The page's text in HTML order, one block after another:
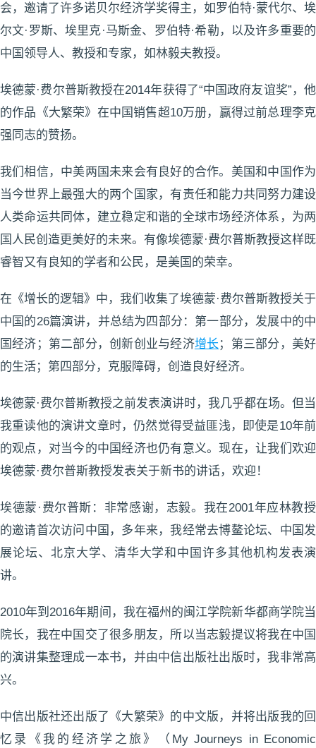
会，邀请了许多诺贝尔经济学奖得主，如罗伯特·蒙代尔、埃
尔文·罗斯、埃里克·马斯金、罗伯特·希勒，以及许多重要的
中国领导人、教授和专家，如林毅夫教授。
埃德蒙·费尔普斯教授在2014年获得了“中国政府友谊奖”，他
的作品《大繁荣》在中国销售超10万册，赢得过前总理李克
强同志的赞扬。
我们相信，中美两国未来会有良好的合作。美国和中国作为
当今世界上最强大的两个国家，有责任和能力共同努力建设
人类命运共同体，建立稳定和谐的全球市场经济体系，为两
国人民创造更美好的未来。有像埃德蒙·费尔普斯教授这样既
睿智又有良知的学者和公民，是美国的荣幸。
在《增长的逻辑》中，我们收集了埃德蒙·费尔普斯教授关于
中国的26篇演讲，并总结为四部分：第一部分，发展中的中
国经济；第二部分，创新创业与经济增长 ；第三部分，美好
的生活；第四部分，克服障碍，创造良好经济。
埃德蒙·费尔普斯教授之前发表演讲时，我几乎都在场。但当
我重读他的演讲文章时，仍然觉得受益匪浅，即使是10年前
的观点，对当今的中国经济也仍有意义。现在，让我们欢迎
埃德蒙·费尔普斯教授发表关于新书的讲话，欢迎！
埃德蒙·费尔普斯：非常感谢，志毅。我在2001年应林教授
的邀请首次访问中国，多年来，我经常去博鳌论坛、中国发
展论坛、北京大学、清华大学和中国许多其他机构发表演
讲。
2010年到2016年期间，我在福州的闽江学院新华都商学院当
院长，我在中国交了很多朋友，所以当志毅提议将我在中国
的演讲集整理成一本书，并由中信出版社出版时，我非常高
兴。
中信出版社还出版了《大繁荣》的中文版，并将出版我的回
忆录《我的经济学之旅》（My Journeys in Economic